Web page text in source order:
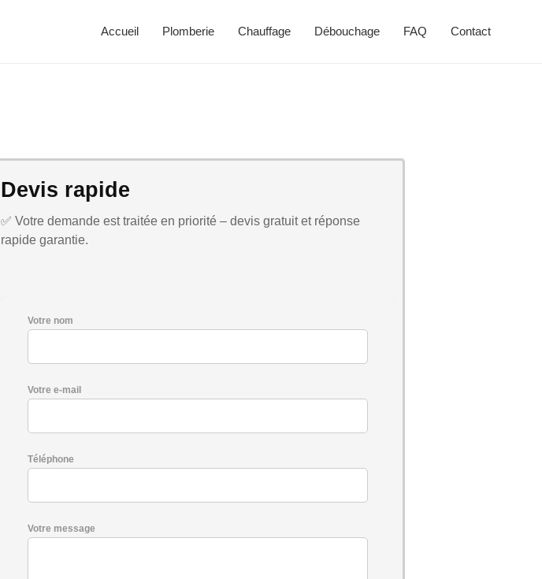
Accueil Plomberie Chauffage Débouchage FAQ Contact
Devis rapide
✅ Votre demande est traitée en priorité – devis gratuit et réponse
rapide garantie.
Votre nom
Votre e-mail
Téléphone
Votre message